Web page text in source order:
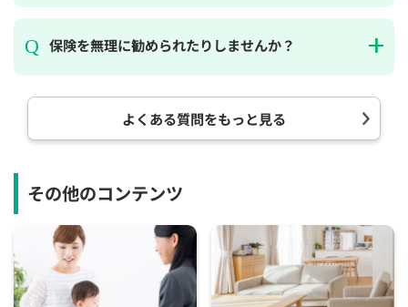
保険を無理に勧められたりしませんか？
よくある質問をもっと見る
その他のコンテンツ